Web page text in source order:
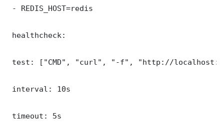
- REDIS_HOST=redis
healthcheck:
test: ["CMD", "curl", "-f", "http://
interval: 10s
timeout: 5s